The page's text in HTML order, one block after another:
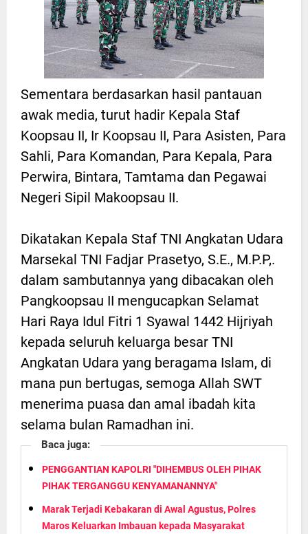
Sementara berdasarkan hasil pantauan
awak media, turut hadir Kepala Staf
Koopsau II, Ir Koopsau II, Para Asisten, Para
Sahli, Para Komandan, Para Kepala, Para
Perwira, Bintara, Tamtama dan Pegawai
Negeri Sipil Makoopsau II.
Dikatakan Kepala Staf TNI Angkatan Udara
Marsekal TNI Fadjar Prasetyo, S.E., M.P.P,.
dalam sambutannya yang dibacakan oleh
Pangkoopsau II mengucapkan Selamat
Hari Raya Idul Fitri 1 Syawal 1442 Hijriyah
kepada seluruh keluarga besar TNI
Angkatan Udara yang beragama Islam, di
mana pun bertugas, semoga Allah SWT
menerima puasa dan amal ibadah kita
selama bulan Ramadhan ini.
Baca juga:
PENGGANTIAN KAPOLRI "DIHEMBUS OLEH PIHAK
PIHAK TERGANGGU KENYAMANANNYA"
Marak Terjadi Kebakaran di Awal Agustus, Polres
Maros Keluarkan Imbauan kepada Masyarakat